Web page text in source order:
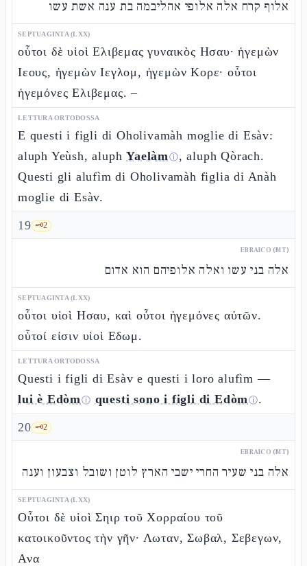
אלוף קרח אלה אלופי אהליבמה בת ענה אשת עשו
SEPTUAGINTA (LXX)
οὗτοι δὲ υἱοὶ Ελιβεμας γυναικὸς Ησαυ· ἡγεμὼν
Ιεους, ἡγεμὼν Ιεγλομ, ἡγεμὼν Κορε· οὗτοι
ἡγεμόνες Ελιβεμας. –
LETTURA ORTODOSSA
E questi i figli di Oholivamàh moglie di Esàv:
aluph Yeùsh, aluphYaelàmⓘ, aluph Qòrach.
Questi gli alufìm di Oholivamàh figlia di Anàh
moglie di Esàv.
19 🗝️2
EBRAICO (MT)
אלה בני עשו ואלה אלופיהם הוא אדום
SEPTUAGINTA (LXX)
οὗτοι υἱοὶ Ησαυ, καὶ οὗτοι ἡγεμόνες αὐτῶν.
οὗτοί εἰσιν υἱοὶ Εδωμ.
LETTURA ORTODOSSA
Questi i figli di Esàv e questi i loro alufìm —
lui è Edòmⓘ questi sono i figli di Edòmⓘ.
20 🗝️2
EBRAICO (MT)
אלה בני שעיר החרי ישבי הארץ לוטן ושובל וצבעון וענה
SEPTUAGINTA (LXX)
Οὗτοι δὲ υἱοὶ Σηιρ τοῦ Χορραίου τοῦ
κατοικοῦντος τὴν γῆν· Λωταν, Σωβαλ, Σεβεγων,
Ανα